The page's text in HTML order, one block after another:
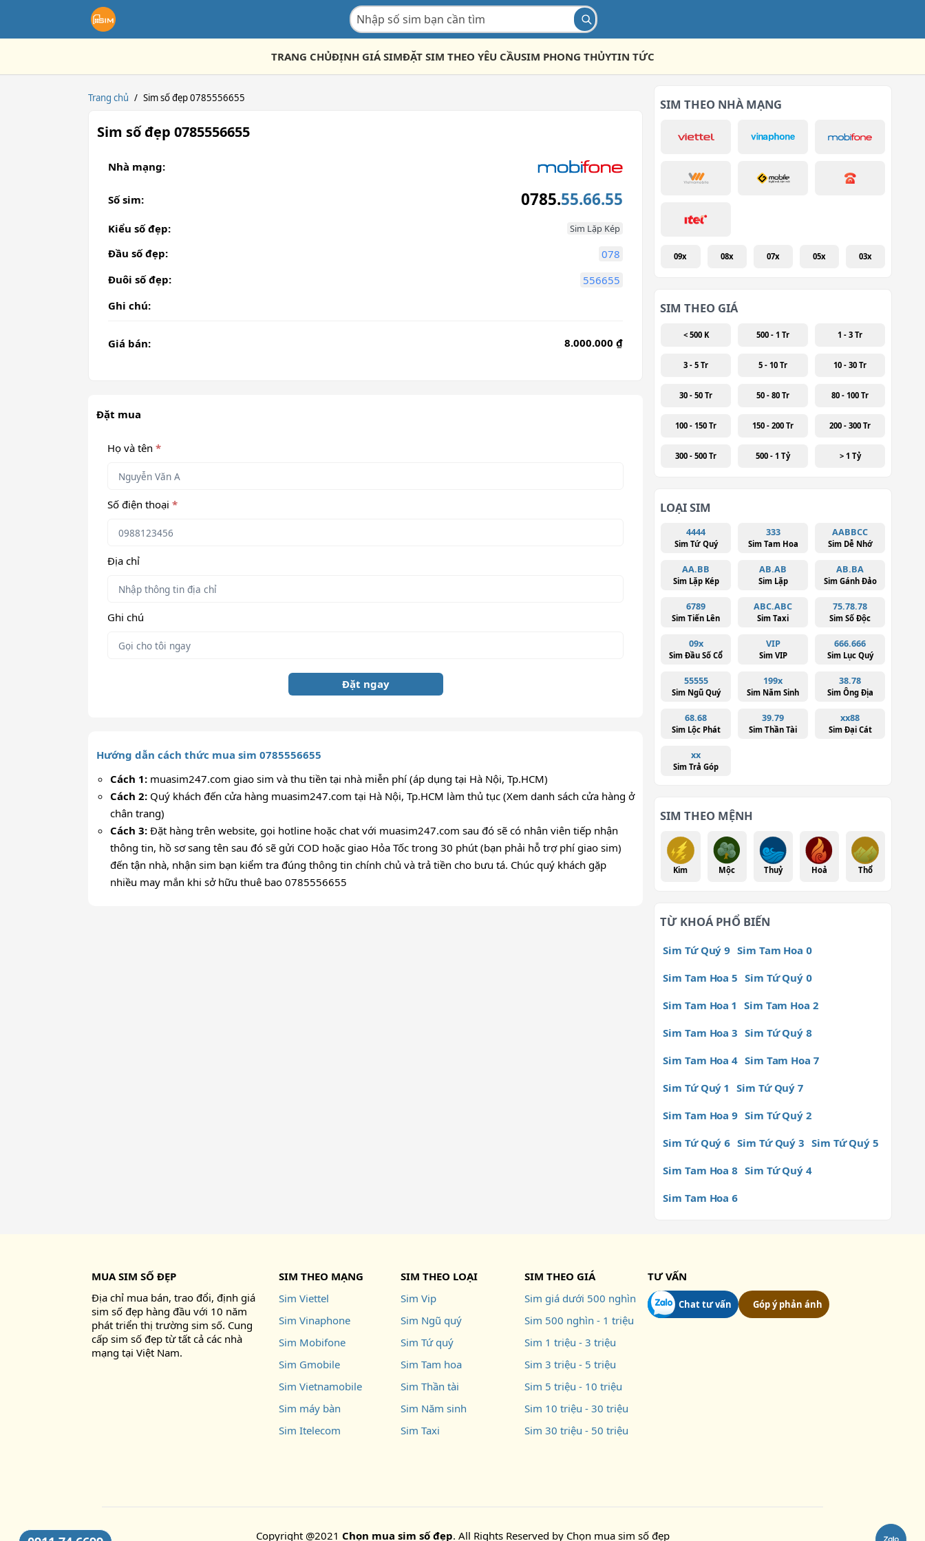
TRANG CHỦĐỊNH GIÁ SIMĐẶT SIM THEO YÊU CẦUSIM PHONG THỦYTIN TỨC
Trang chủ / Sim số đẹp 0785556655
Sim số đẹp 0785556655
Nhà mạng:
Số sim: 0785.55.66.55
Kiểu số đẹp: Sim Lặp Kép
Đầu số đẹp:
078
Đuôi số đẹp:
556655
Ghi chú:
Giá bán: 8.000.000 ₫
Đặt mua
Họ và tên *
Số điện thoại *
Địa chỉ
Ghi chú
Đặt ngay
Hướng dẫn cách thức mua sim 0785556655
Cách 1: muasim247.com giao sim và thu tiền tại nhà miễn phí (áp dụng tại Hà Nội, Tp.HCM)
Cách 2: Quý khách đến cửa hàng muasim247.com tại Hà Nội, Tp.HCM làm thủ tục (Xem danh sách cửa hàng ở
chân trang)
Cách 3: Đặt hàng trên website, gọi hotline hoặc chat với muasim247.com sau đó sẽ có nhân viên tiếp nhận
thông tin, hồ sơ sang tên sau đó sẽ gửi COD hoặc giao Hỏa Tốc trong 30 phút (bạn phải hỗ trợ phí giao sim)
đến tận nhà, nhận sim bạn kiểm tra đúng thông tin chính chủ và trả tiền cho bưu tá. Chúc quý khách gặp
nhiều may mắn khi sở hữu thuê bao 0785556655
SIM THEO NHÀ MẠNG
09x 08x 07x 05x 03x
SIM THEO GIÁ
< 500 K 500 - 1 Tr 1 - 3 Tr
3 - 5 Tr 5 - 10 Tr 10 - 30 Tr
30 - 50 Tr 50 - 80 Tr 80 - 100 Tr
100 - 150 Tr 150 - 200 Tr 200 - 300 Tr
300 - 500 Tr 500 - 1 Tỷ > 1 Tỷ
LOẠI SIM
4444
Sim Tứ Quý
333
Sim Tam Hoa
AABBCC
Sim Dễ Nhớ
AA.BB
Sim Lặp Kép
AB.AB
Sim Lặp
AB.BA
Sim Gánh Đảo
6789
Sim Tiến Lên
ABC.ABC
Sim Taxi
75.78.78
Sim Số Độc
09x
Sim Đầu Số Cổ
VIP
Sim VIP
666.666
Sim Lục Quý
55555
Sim Ngũ Quý
199x
Sim Năm Sinh
38.78
Sim Ông Địa
68.68
Sim Lộc Phát
39.79
Sim Thần Tài
xx88
Sim Đại Cát
xx
Sim Trả Góp
SIM THEO MỆNH
Kim Mộc Thuỷ Hoả Thổ
TỪ KHOÁ PHỔ BIẾN
Sim Tứ Quý 9 Sim Tam Hoa 0
Sim Tam Hoa 5 Sim Tứ Quý 0
Sim Tam Hoa 1
Sim Tam Hoa 2
Sim Tam Hoa 3 Sim Tứ Quý 8
Sim Tam Hoa 4 Sim Tam Hoa 7
Sim Tứ Quý 1
Sim Tứ Quý 7
Sim Tam Hoa 9 Sim Tứ Quý 2
Sim Tứ Quý 6 Sim Tứ Quý 3 Sim Tứ Quý 5
Sim Tam Hoa 8 Sim Tứ Quý 4
Sim Tam Hoa 6
MUA SIM SỐ ĐẸP
Địa chỉ mua bán, trao đổi, định giá
sim số đẹp hàng đầu với 10 năm
phát triển thị trường sim số. Cung
cấp sim số đẹp từ tất cả các nhà
mạng tại Việt Nam.
SIM THEO MẠNG
Sim Viettel
Sim Vinaphone
Sim Mobifone
Sim Gmobile
Sim Vietnamobile
Sim máy bàn
Sim Itelecom
SIM THEO LOẠI
Sim Vip
Sim Ngũ quý
Sim Tứ quý
Sim Tam hoa
Sim Thần tài
Sim Năm sinh
Sim Taxi
SIM THEO GIÁ
Sim giá dưới 500 nghìn
Sim 500 nghìn - 1 triệu
Sim 1 triệu - 3 triệu
Sim 3 triệu - 5 triệu
Sim 5 triệu - 10 triệu
Sim 10 triệu - 30 triệu
Sim 30 triệu - 50 triệu
TƯ VẤN
Chat tư vấn Góp ý phản ánh
Copyright @2021 Chọn mua sim số đẹp. All Rights Reserved by Chọn mua sim số đẹp